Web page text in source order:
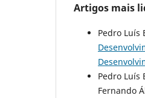
Artigos mais
Pedro Luís
Pedro Luís
Fernando